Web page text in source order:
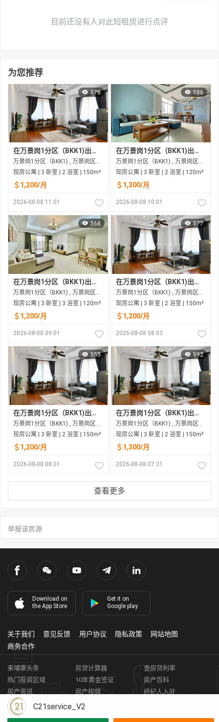
目前还没有人对此短租房进行点评
为您推荐
576
在万景岗1分区（BKK1)出租的现房公寓
万景岗1分区（BKK1) , 万景岗区（BKK) , 金边市
现房公寓 | 3 卧室 | 2 浴室 | 150m²
＄1,200/月
2026-08-08 11:01
586
在万景岗1分区（BKK1)出租的现房公寓
万景岗1分区（BKK1) , 万景岗区（BKK) , 金边市
现房公寓 | 3 卧室 | 2 浴室 | 120m²
＄1,300/月
2026-08-08 10:01
568
在万景岗1分区（BKK1)出租的现房公寓
万景岗1分区（BKK1) , 万景岗区（BKK) , 金边市
现房公寓 | 3 卧室 | 3 浴室 | 120m²
＄1,200/月
2026-08-08 09:01
577
在万景岗1分区（BKK1)出租的现房公寓
万景岗1分区（BKK1) , 万景岗区（BKK) , 金边市
现房公寓 | 3 卧室 | 2 浴室 | 150m²
＄1,200/月
2026-08-08 08:03
555
在万景岗1分区（BKK1)出租的现房公寓
万景岗1分区（BKK1) , 万景岗区（BKK) , 金边市
现房公寓 | 3 卧室 | 2 浴室 | 150m²
＄1,200/月
2026-08-08 08:01
592
在万景岗1分区（BKK1)出租的现房公寓
万景岗1分区（BKK1) , 万景岗区（BKK) , 金边市
现房公寓 | 3 卧室 | 2 浴室 | 150m²
＄1,300/月
2026-08-08 07:31
查看更多
举报该房源
C21service_V2
Download on
the App Store
Get it on
Google play
关于我们 意见反馈 用户协议 隐私政策
网站地图
商务合作
柬埔寨头条 房贷计算器
查房贷利率
热门投资区域
10年黄金签证
房产百科
房产资讯
房产视频
经纪人入驻
获取客资
柬埔寨房地产APP